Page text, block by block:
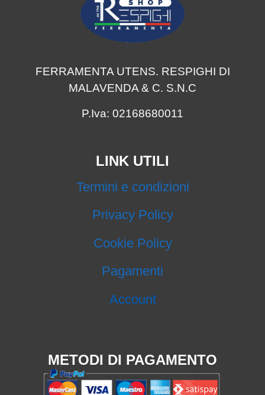
FERRAMENTA UTENS. RESPIGHI DI
MALAVENDA & C. S.N.C
P.Iva: 02168680011
LINK UTILI
Termini e condizioni
Privacy Policy
Cookie Policy
Pagamenti
Account
METODI DI PAGAMENTO